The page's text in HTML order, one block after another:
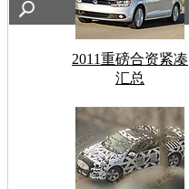
2011重磅合资紧凑
汇总